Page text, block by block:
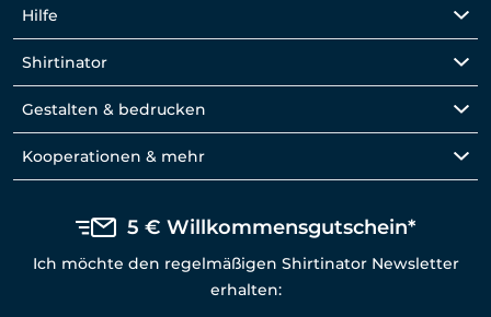
Hilfe
Shirtinator
Gestalten & bedrucken
Kooperationen & mehr
5 € Willkommensgutschein*
Ich möchte den regelmäßigen Shirtinator Newsletter
erhalten: